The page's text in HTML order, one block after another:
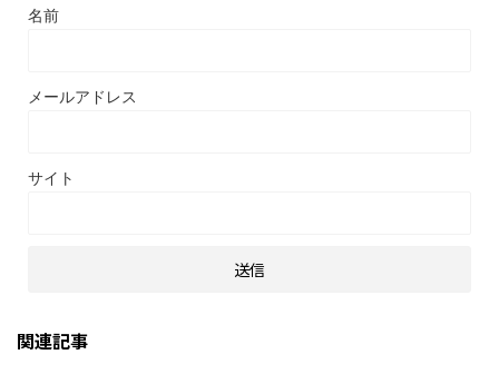
名前
メールアドレス
サイト
関連記事